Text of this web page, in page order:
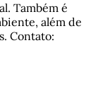
Também é
além de
Contato: